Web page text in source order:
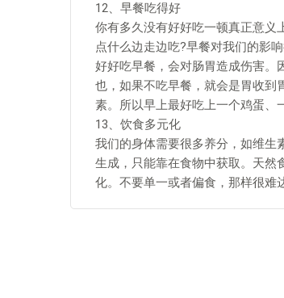
12、早餐吃得好
你有多久没有好好吃一顿真正意义
点什么边走边吃?早餐对我们的影
好好吃早餐，会对肠胃造成伤害。
也，如果不吃早餐，就会是胃收到
素。所以早上最好吃上一个鸡蛋、
13、饮食多元化
我们的身体需要很多养分，如维生
生成，只能靠在食物中获取。天然
化。不要单一或者偏食，那样很难